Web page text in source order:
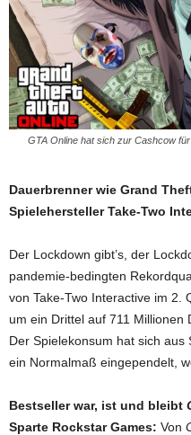
GTA Online hat sich zur Cashcow
Dauerbrenner wie Grand
Spielehersteller Take-Two
Der Lockdown gibt’s, der
pandemie-bedingten
von Take-Two Interactive im 2.
um ein Drittel auf 711 Millionen
Der Spielekonsum hat sich
ein Normalmaß eingependelt,
Bestseller war, ist und bleibt
Sparte Rockstar Games: Von